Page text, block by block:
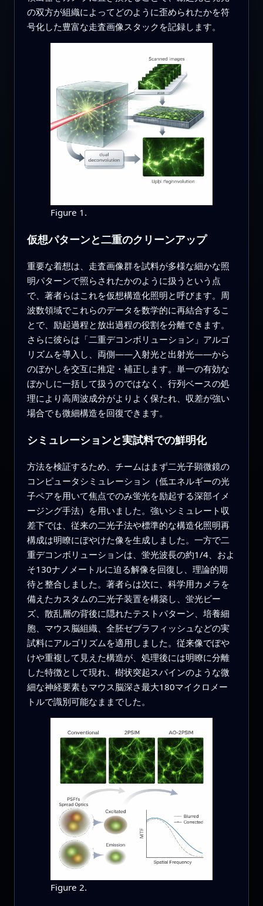
の双方が組織によってどのように歪められたかを符
号化した豊富な走査画像スタックを記録します。
Figure 1.
仮想パターンと二重のクリーンアップ
重要な着想は、走査画像群を試料が多様な細かな照
明パターンで照らされたかのように扱うという点
で、著者らはこれを仮想構造化照明と呼びます。周
波数領域でこれらのデータを数学的に再結合するこ
とで、励起過程と放出過程の役割を分離できます。
さらに彼らは「二重デコンボリューション」アルゴ
リズムを導入し、両側——入射光と出射光——から
のぼかしを交互に推定・補正します。単一の有効な
ぼかしに一括して扱うのではなく、行列ベースの処
理により高周波成分がよりよく保たれ、収差が強い
場合でも微細構造を回復できます。
シミュレーションと実試料での鮮明化
方法を検証するため、チームはまず二光子顕微鏡の
コンピュータシミュレーション（低エネルギーの光
子ペアを用いて焦点でのみ蛍光を励起する深部イメ
ージング手法）を用いました。強いシミュレート収
差下では、従来の二光子法や標準的な構造化照明再
構成は明瞭にぼやけた像を生成しました。一方で二
重デコンボリューションは、蛍光波長の約1/4、およ
そ130ナノメートルに迫る解像を回復し、理論的期
待と整合しました。著者らは次に、科学用カメラを
備えたカスタムの二光子装置を構築し、蛍光ビー
ズ、散乱層の背後に隠れたテストパターン、培養細
胞、マウス脳組織、全胚ゼブラフィッシュなどの実
試料にアルゴリズムを適用しました。従来像でぼや
けや重複して見えた構造が、処理後には明瞭に分離
した特徴として現れ、樹状突起スパインのような微
細な神経要素もマウス脳深さ最大180マイクロメー
トルで識別可能なままでした。
Figure 2.